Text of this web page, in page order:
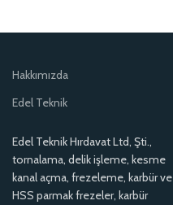
Hakkımızda
Edel Teknik
Edel Teknik Hırdavat Ltd, Şti.,
tornalama, delik işleme, kesme
kanal açma, frezeleme, karbür ve
HSS parmak frezeler, karbür